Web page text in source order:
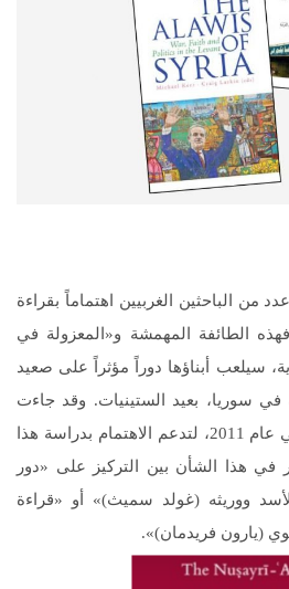
من الباحثين الغربيين اهتماماً بقراءة
الطائفة المهمشة و«المعزولة في
سيلعب أبناؤها دوراً مؤثراً على صعيد
في سوريا، بعيد الستينيات. وقد جاءت
أحداث الانتفاضة السورية في عام 2011، لتدعم الاهتمام بدراسة هذا
في هذا الشأن بين التركيز على «دور
ووريثه (غولد سميث)» أو «قراءة
(يارون فريدمان)».